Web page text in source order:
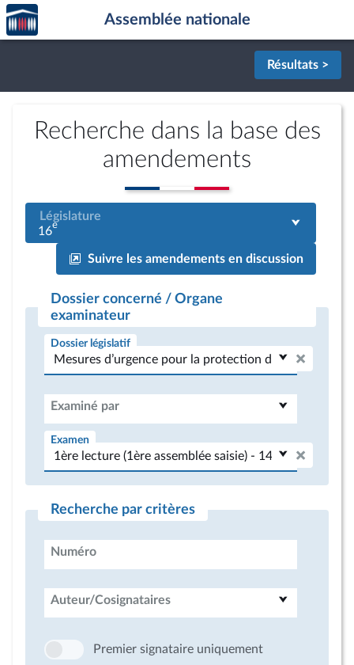
Aller au contenu
Aller en bas de la page
Accèder
à la
page
Assemblée nationale
Résultats >
Recherche dans la base des
amendements
Législature
16e
Suivre les amendements en discussion
Dossier concerné / Organe
examinateur
Dossier législatif
Examiné par
Examen
Recherche par critères
Numéro
Auteur/Cosignataires
Premier signataire uniquement